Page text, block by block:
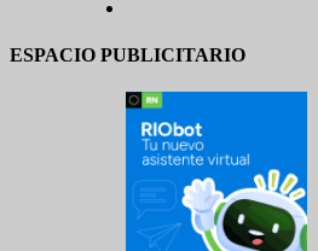
ESPACIO PUBLICITARIO